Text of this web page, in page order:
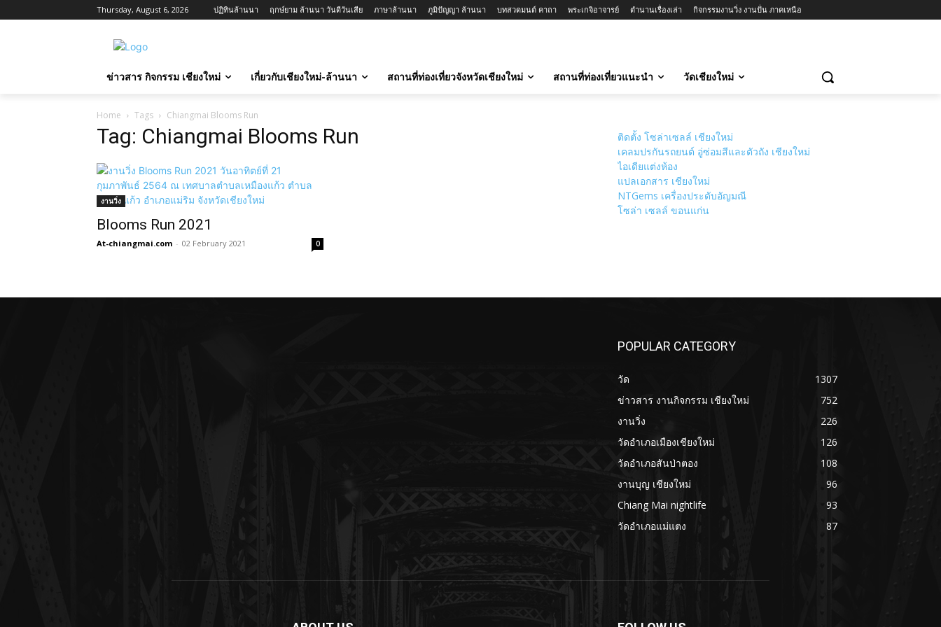
Thursday, August 6, 2026 ปฏิทินล้านนา ฤกษ์ยาม ล้านนา วันดีวันเสีย ภาษาล้านนา ภูมิปัญญา ล้านนา บทสวดมนต์ คาถา พระเกจิอาจารย์ ตำนานเรื่องเล่า กิจกรรมงานวิ่ง งานปั่น ภาคเหนือ
ข่าวสาร กิจกรรม เชียงใหม่ เกี่ยวกับเชียงใหม่-ล้านนา สถานที่ท่องเที่ยวจังหวัดเชียงใหม่ สถานที่ท่องเที่ยวแนะนำ วัดเชียงใหม่
Home Tags Chiangmai Blooms Run
Tag: Chiangmai Blooms Run
งานวิ่ง
Blooms Run 2021
At-chiangmai.com - 02 February 2021 0
ติดตั้ง โซล่าเซลล์ เชียงใหม่
เคลมปรกันรถยนต์ อู่ซ่อมสีและตัวถัง เชียงใหม่
ไอเดียแต่งห้อง
แปลเอกสาร เชียงใหม่
NTGems เครื่องประดับอัญมณี
โซล่า เซลล์ ขอนแก่น
POPULAR CATEGORY
วัด
1307
ข่าวสาร งานกิจกรรม เชียงใหม่
752
งานวิ่ง
226
วัดอำเภอเมืองเชียงใหม่
126
วัดอำเภอสันป่าตอง
108
งานบุญ เชียงใหม่
96
Chiang Mai nightlife
93
วัดอำเภอแม่แตง
87